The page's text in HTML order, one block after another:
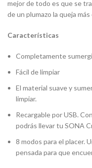
mejor de todo es que se
de un plumazo la queja
Características
Completamente
Fácil de limpiar
El material suave y
limpiar.
Recargable por USB.
podrás llevar tu SONA
8 modos para el placer.
pensada para que